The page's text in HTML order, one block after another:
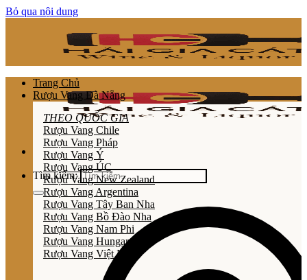
Bỏ qua nội dung
Tìm kiếm:
Trang Chủ
Rượu Vang Đà Nẵng
THEO QUỐC GIA
Rượu Vang Chile
Rượu Vang Pháp
Rượu Vang Ý
Rượu Vang ÚC
Rượu Vang New Zealand
Rượu Vang Argentina
Rượu Vang Tây Ban Nha
Rượu Vang Bồ Đào Nha
Rượu Vang Nam Phi
Rượu Vang Hungary
Rượu Vang Việt Nam